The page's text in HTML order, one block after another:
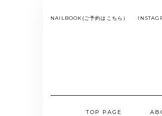
MENU
NAILBOOK(ご予約はこちら）
TOP PAGE